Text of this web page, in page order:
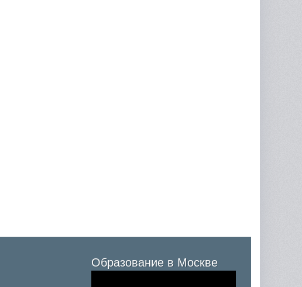
Образование в Москве